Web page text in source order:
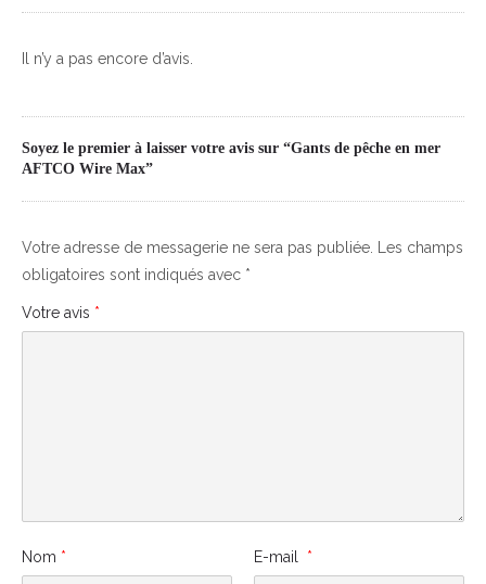
Il n’y a pas encore d’avis.
Soyez le premier à laisser votre avis sur “Gants de pêche en mer
AFTCO Wire Max”
Votre adresse de messagerie ne sera pas publiée.
Les champs
obligatoires sont indiqués avec *
Votre avis *
Nom * E-mail *